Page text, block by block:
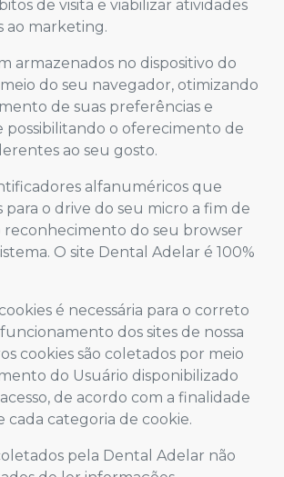
de visita e viabilizar atividades
ao marketing.
armazenados no dispositivo do
do seu navegador, otimizando
de suas preferências e
possibilitando o oferecimento de
ao seu gosto.
alfanuméricos que
para o drive do seu micro a fim de
reconhecimento do seu browser
O site Dental Adelar é 100%
é necessária para o correto
dos sites de nossa
cookies são coletados por meio
do Usuário disponibilizado
de acordo com a finalidade
cada categoria de cookie.
pela Dental Adelar não